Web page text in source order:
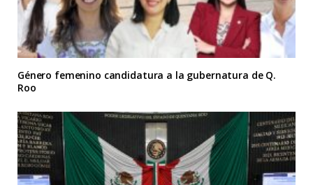
Género femenino candidatura a la gubernatura de Q.
Roo